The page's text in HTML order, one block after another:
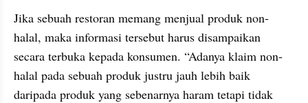
Jika sebuah restoran memang menjual produk non-
halal, maka informasi tersebut harus disampaikan
secara terbuka kepada konsumen. “Adanya klaim non-
halal pada sebuah produk justru jauh lebih baik
daripada produk yang sebenarnya haram tetapi tidak